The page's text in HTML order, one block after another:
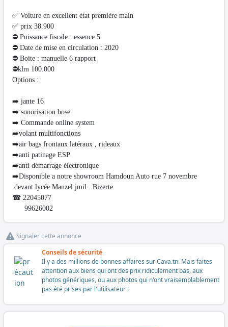
✅ Voiture en excellent état première main
✅ prix 38.900
⛔ Puissance fiscale : essence 5
⛔ Date de mise en circulation : 2020
⛔ Boite : manuelle 6 rapport
⛔️klm 100.000
Options :
➡️ jante 16
➡️ sonorisation bose
➡️ Commande online system
➡️volant multifonctions
➡️air bags frontaux latéraux , rideaux
➡️anti patinage ESP
➡️anti démarrage électronique
➡️Disponible a notre showroom Hamdoun Auto rue 7 novembre
devant lycée Manzel jmil . Bizerte
☎ 22045077
99626002
Signaler cette annonce
Conseils de sécurité
Il y a des millions de bonnes affaires sur Cava.tn. Mais faites
attention aux biens qui ont des prix ridiculement bas, aux
photos génériques, ou aux photos qui n'ont vraisemblablement
pas été prises par l'utilisateur !